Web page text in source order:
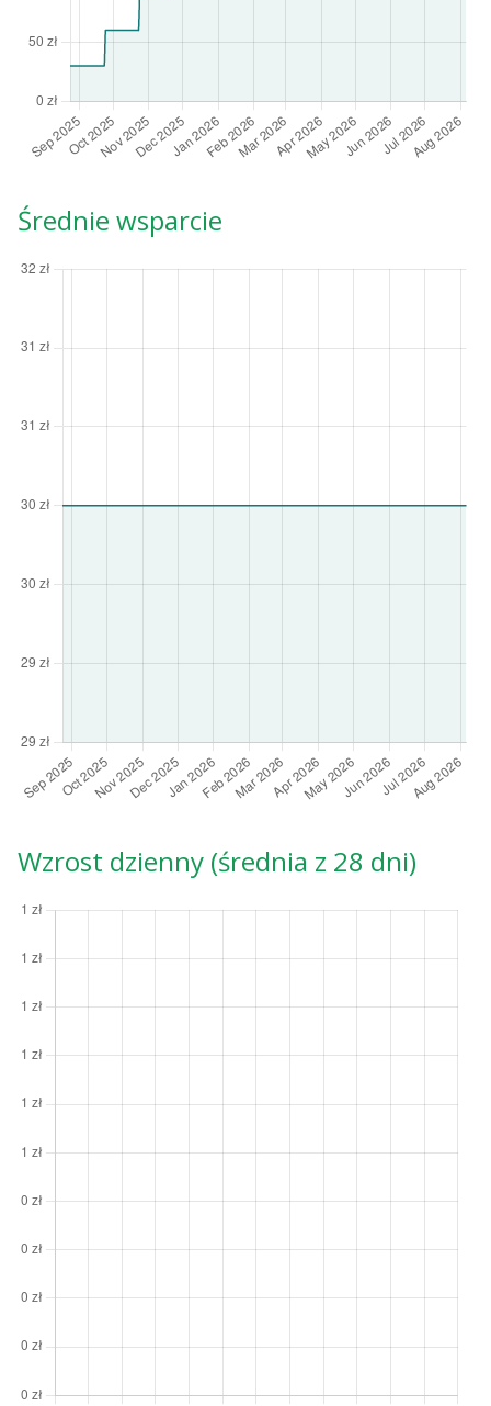
Średnie wsparcie
Wzrost dzienny (średnia z 28 dni)